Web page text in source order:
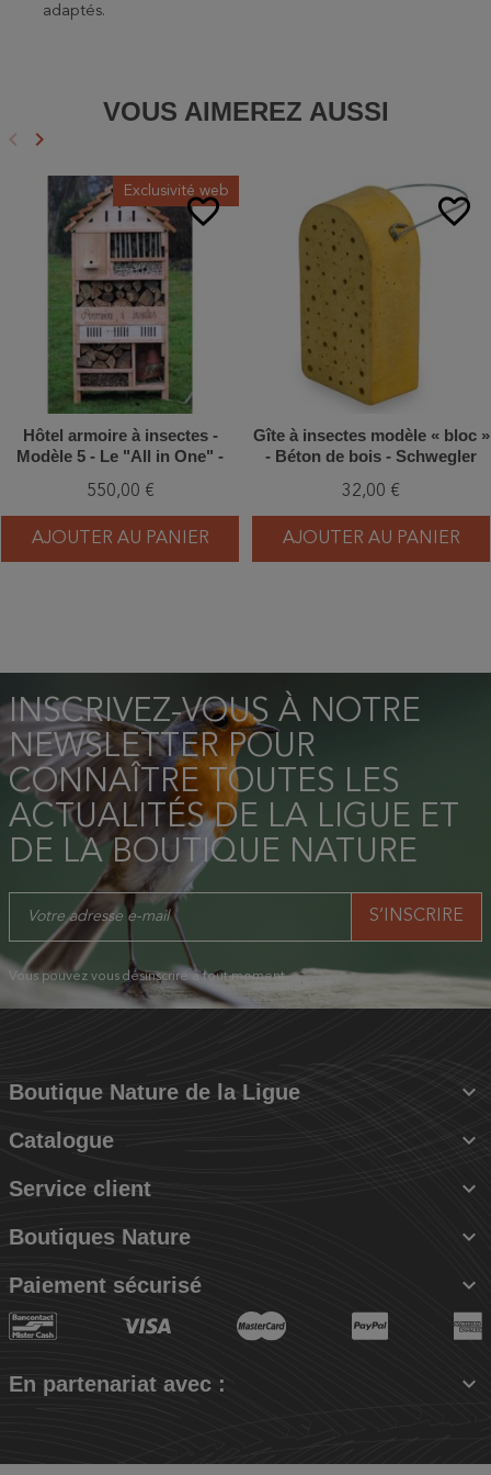
adaptés.
VOUS AIMEREZ AUSSI
Précédent
keyboard_arrow_left Suivant
keyboard_arrow_right
favorite_border
Exclusivité web
Hôtel armoire à insectes -
Modèle 5 - Le "All in One" -
550,00 €
AJOUTER AU PANIER
favorite_border
Gîte à insectes modèle « bloc »
- Béton de bois - Schwegler
32,00 €
AJOUTER AU PANIER
INSCRIVEZ-VOUS À NOTRE
NEWSLETTER POUR
CONNAÎTRE TOUTES LES
ACTUALITÉS DE LA LIGUE ET
DE LA BOUTIQUE NATURE
Vous pouvez vous désinscrire à tout moment.
Boutique Nature de la Ligue 
Catalogue 
Service client 
Boutiques Nature 
Paiement sécurisé 
En partenariat avec : 